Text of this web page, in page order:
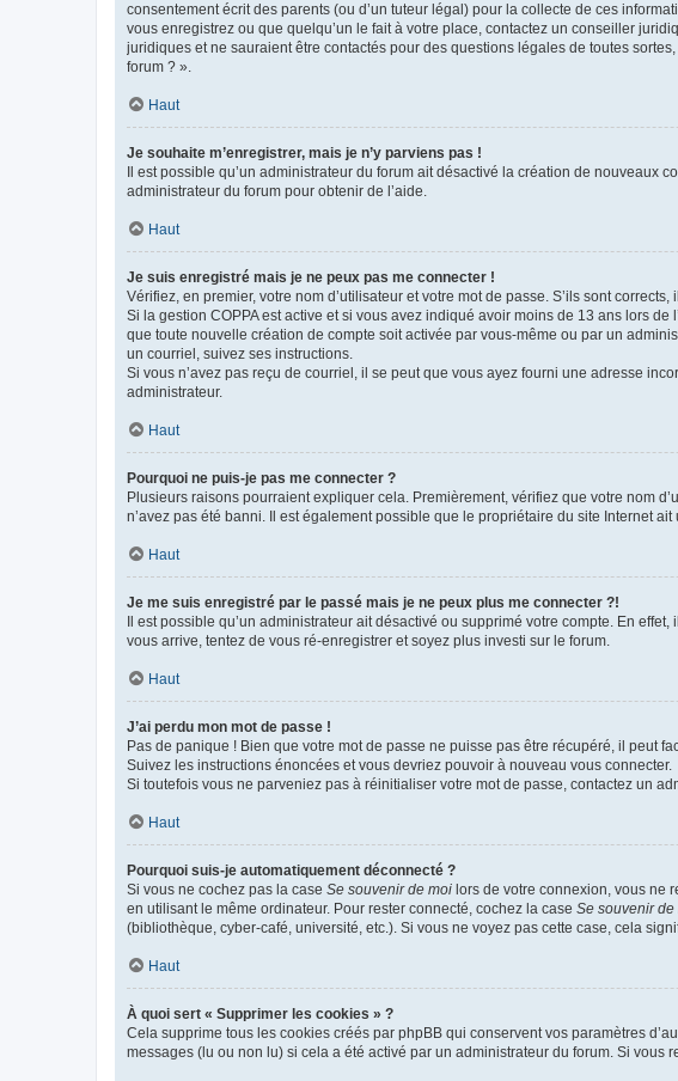
consentement écrit des parents (ou d’un tuteur légal) pour la collecte de ces
vous enregistrez ou que quelqu’un le fait à votre place, contactez un conseiller
juridiques et ne sauraient être contactés pour des questions légales de toutes
forum ? ».
Haut
Je souhaite m’enregistrer, mais je n’y parviens pas !
Il est possible qu’un administrateur du forum ait désactivé la création de nouveaux
administrateur du forum pour obtenir de l’aide.
Haut
Je suis enregistré mais je ne peux pas me connecter !
Vérifiez, en premier, votre nom d’utilisateur et votre mot de passe. S’ils sont
Si la gestion COPPA est active et si vous avez indiqué avoir moins de 13 ans lors
que toute nouvelle création de compte soit activée par vous-même ou par un
un courriel, suivez ses instructions.
Si vous n’avez pas reçu de courriel, il se peut que vous ayez fourni une adresse
administrateur.
Haut
Pourquoi ne puis-je pas me connecter ?
Plusieurs raisons pourraient expliquer cela. Premièrement, vérifiez que votre nom
n’avez pas été banni. Il est également possible que le propriétaire du site Internet
Haut
Je me suis enregistré par le passé mais je ne peux plus me connecter ?!
Il est possible qu’un administrateur ait désactivé ou supprimé votre compte. En
vous arrive, tentez de vous ré-enregistrer et soyez plus investi sur le forum.
Haut
J’ai perdu mon mot de passe !
Pas de panique ! Bien que votre mot de passe ne puisse pas être récupéré, il peut
Suivez les instructions énoncées et vous devriez pouvoir à nouveau vous connecter.
Si toutefois vous ne parveniez pas à réinitialiser votre mot de passe, contactez un
Haut
Pourquoi suis-je automatiquement déconnecté ?
Si vous ne cochez pas la case Se souvenir de moi lors de votre connexion, vous ne
en utilisant le même ordinateur. Pour rester connecté, cochez la case Se souvenir de
(bibliothèque, cyber-café, université, etc.). Si vous ne voyez pas cette case, cela
Haut
À quoi sert « Supprimer les cookies » ?
Cela supprime tous les cookies créés par phpBB qui conservent vos paramètres
messages (lu ou non lu) si cela a été activé par un administrateur du forum. Si